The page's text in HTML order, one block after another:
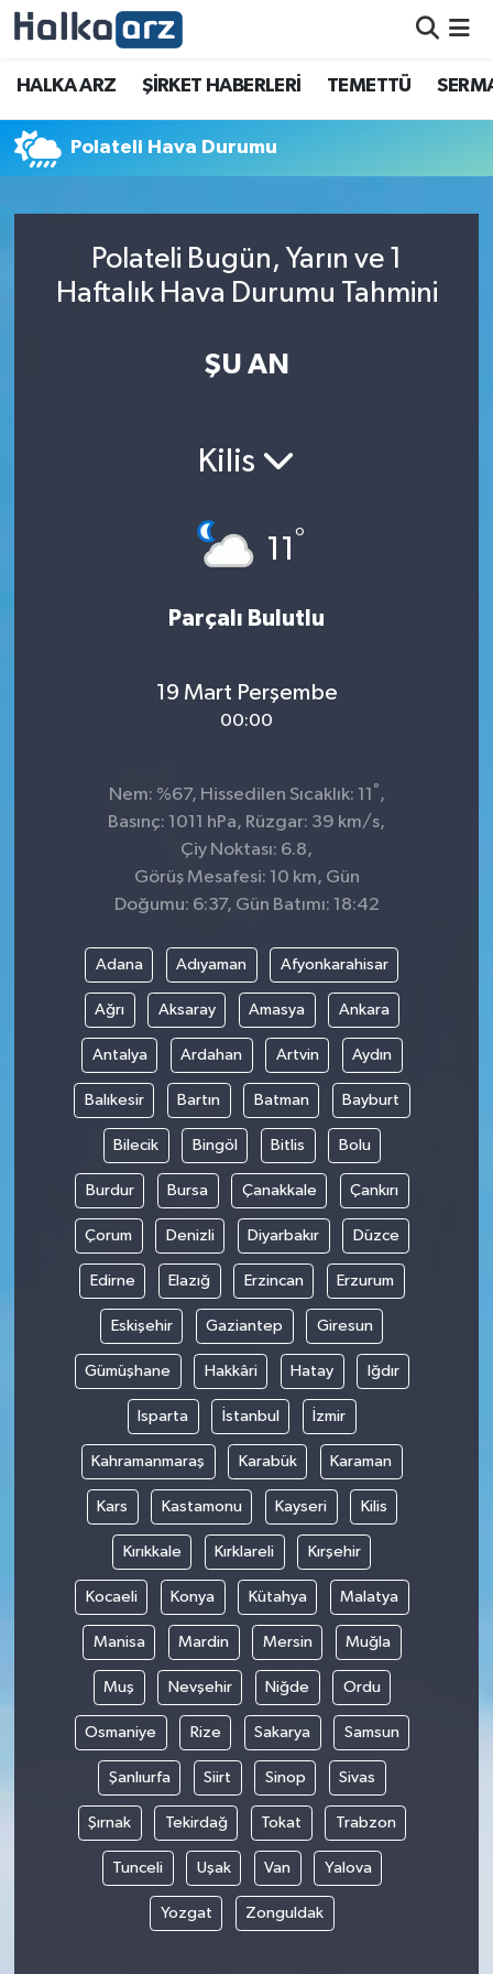
HALKA ARZ ŞİRKET HABERLERİ TEMETTÜ
Polateli Hava Durumu
Polateli Bugün, Yarın ve 1
Haftalık Hava Durumu Tahmini
ŞU AN
Kilis
11 °
Parçalı Bulutlu
19 Mart Perşembe
00:00
Nem: %67, Hissedilen Sıcaklık: 11 °,
Basınç: 1011 hPa, Rüzgar: 39 km/s,
Çiy Noktası: 6.8,
Görüş Mesafesi: 10 km, Gün
Doğumu: 6:37, Gün Batımı: 18:42
Adana Adıyaman Afyonkarahisar
Ağrı Aksaray Amasya Ankara
Antalya Ardahan Artvin Aydın
Balıkesir Bartın Batman Bayburt
Bilecik Bingöl Bitlis Bolu
Burdur Bursa Çanakkale Çankırı
Çorum Denizli Diyarbakır Düzce
Edirne Elazığ Erzincan Erzurum
Eskişehir Gaziantep Giresun
Gümüşhane Hakkâri Hatay Iğdır
Isparta İstanbul İzmir
Kahramanmaraş Karabük Karaman
Kars Kastamonu Kayseri Kilis
Kırıkkale Kırklareli Kırşehir
Kocaeli Konya Kütahya Malatya
Manisa Mardin Mersin Muğla
Muş Nevşehir Niğde Ordu
Osmaniye Rize Sakarya Samsun
Şanlıurfa Siirt Sinop Sivas
Şırnak Tekirdağ Tokat Trabzon
Tunceli Uşak Van Yalova
Yozgat Zonguldak
HALKA ARZ
SERMAYE ARTIRIMI
TEMETTÜ
İletişim